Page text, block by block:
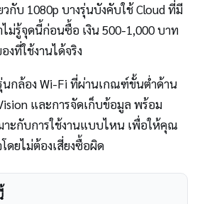
วกับ 1080p บางรุ่นบังคับใช้ Cloud ที่มี
ไม่รู้จุดนี้ก่อนซื้อ เงิน 500-1,000 บาท
งที่ใช้งานได้จริง
นกล้อง Wi-Fi ที่ผ่านเกณฑ์ขั้นต่ำด้าน
และการจัดเก็บข้อมูล พร้อม
าะกับการใช้งานแบบไหน เพื่อให้คุณ
ดยไม่ต้องเสี่ยงซื้อผิด